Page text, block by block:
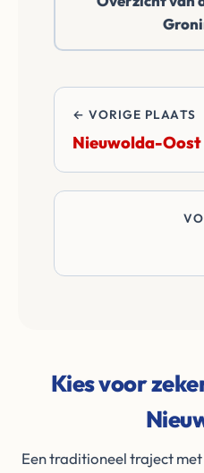
betalen
en
← VORIGE PLAATS
Nieuwolda-Oost
Kies voor
Een traditioneel traject